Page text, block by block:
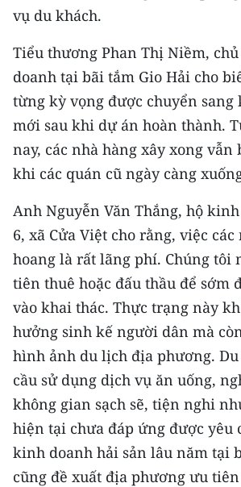
vụ du khách.
Tiểu thương Phan Thị Niềm,
doanh tại bãi tắm Gio Hải cho
từng kỳ vọng được chuyển
mới sau khi dự án hoàn thành.
nay, các nhà hàng xây xong vẫn
khi các quán cũ ngày càng
Anh Nguyễn Văn Thắng, hộ
6, xã Cửa Việt cho rằng, việc
hoang là rất lãng phí. Chúng tôi
tiên thuê hoặc đấu thầu để sớm
vào khai thác. Thực trạng này
hưởng sinh kế người dân mà
hình ảnh du lịch địa phương.
cầu sử dụng dịch vụ ăn uống,
không gian sạch sẽ, tiện nghi
hiện tại chưa đáp ứng được yêu
kinh doanh hải sản lâu năm tại
cũng đề xuất địa phương ưu